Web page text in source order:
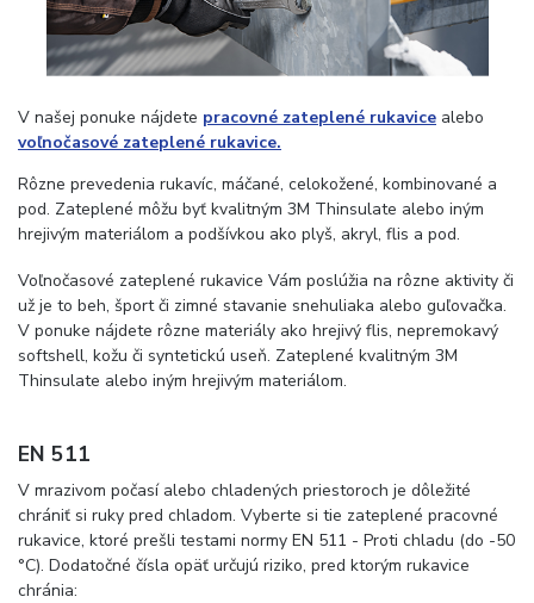
V našej ponuke nájdete pracovné zateplené rukavice alebo
voľnočasové zateplené rukavice.
Rôzne prevedenia rukavíc, máčané, celokožené, kombinované a
pod. Zateplené môžu byť kvalitným 3M Thinsulate alebo iným
hrejivým materiálom a podšívkou ako plyš, akryl, flis a pod.
Voľnočasové zateplené rukavice Vám poslúžia na rôzne aktivity či
už je to beh, šport či zimné stavanie snehuliaka alebo guľovačka.
V ponuke nájdete rôzne materiály ako hrejivý flis, nepremokavý
softshell, kožu či syntetickú useň. Zateplené kvalitným 3M
Thinsulate alebo iným hrejivým materiálom.
EN 511
V mrazivom počasí alebo chladených priestoroch je dôležité
chrániť si ruky pred chladom. Vyberte si tie zateplené pracovné
rukavice, ktoré prešli testami normy EN 511 - Proti chladu (do -50
°C). Dodatočné čísla opäť určujú riziko, pred ktorým rukavice
chránia: